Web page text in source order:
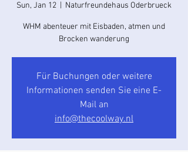
Sun, Jan 12 Naturfreundehaus Oderbrueck
WHM abenteuer mit Eisbaden, atmen und
Brocken wanderung
Für Buchungen oder weitere
Informationen senden Sie eine E-
Mail an
info@thecoolway.nl